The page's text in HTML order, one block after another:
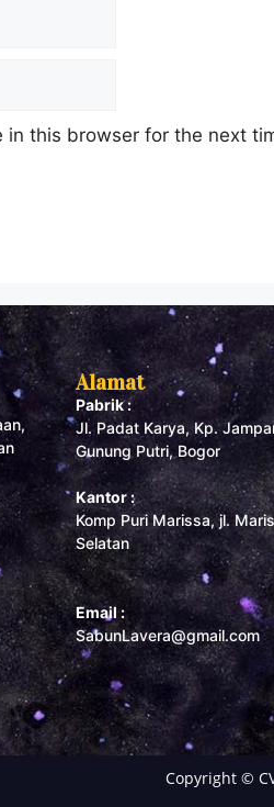
this browser for the next
Alamat
Pabrik :
Jl. Padat Karya, Kp.
Gunung Putri, Bogor
Kantor :
Komp Puri Marissa, jl.
Selatan
Email :
SabunLavera@gmail.com
Copyright ©